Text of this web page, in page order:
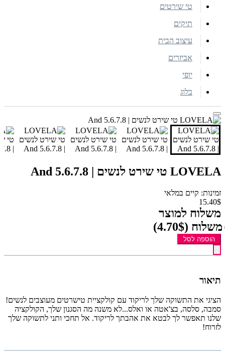
טי שירטים
תיקים
עיצוב הבית
אביזרים
יופי
בלוג
LOVELA טי שירט לנשים | And 5.6.7.8
זמינות: קיים במלאי
15.40$
משלוח למוצר
משלוח (4.70$)
הוספה לסל
תיאור
הציגי את התשוקה שלך לריקוד עם קולקציית טישרטים מעוצבים לנשים!
סמבה, סלסה, בצ'אטה או ואלס...לא משנה מה הסגנון שלך, הקולקציה
שלנו תאפשר לך לבטא את אהבתך לריקוד. אל תחכי ותני לתשוקה שלך
לזרוח!